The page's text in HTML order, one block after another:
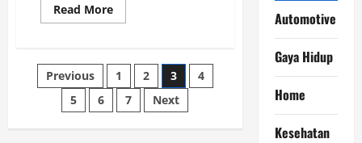
Read MoreRead
more
Senayan
City
Ke-
19:
Panggung
Fesyen
Posts
pagination
Previous 1 2 3
4
5
6 7 Next
Automotive
Gaya Hidup
Home
Kesehatan